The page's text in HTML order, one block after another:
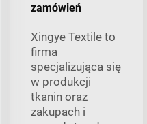
zamówień
Xingye Textile to
firma
specjalizująca się
w produkcji
tkanin oraz
zakupach i